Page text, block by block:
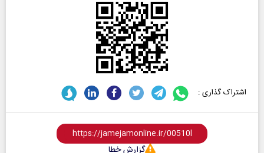
اشتراک گذاری :
گزارش خطا